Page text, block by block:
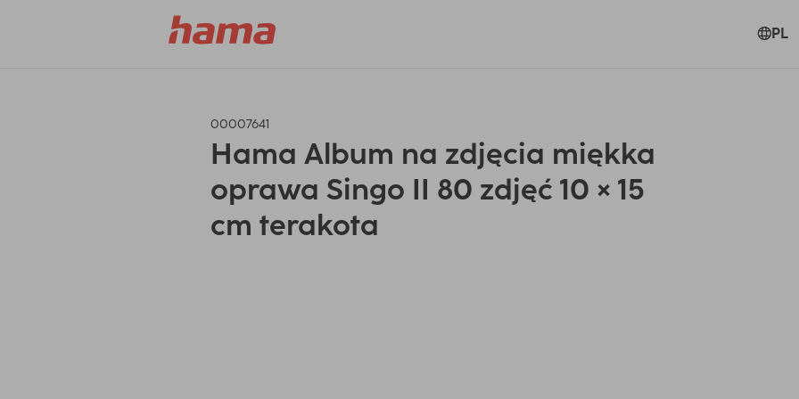
PL
00007641
Hama Album na zdjęcia miękka
oprawa Singo II 80 zdjęć 10 × 15
cm terakota